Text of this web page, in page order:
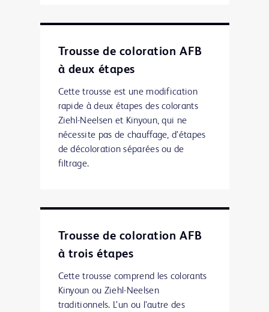
Trousse de coloration AFB
à deux étapes
Cette trousse est une modification
rapide à deux étapes des colorants
Ziehl-Neelsen et Kinyoun, qui ne
nécessite pas de chauffage, d’étapes
de décoloration séparées ou de
filtrage.
Trousse de coloration AFB
à trois étapes
Cette trousse comprend les colorants
Kinyoun ou Ziehl-Neelsen
traditionnels. L’un ou l’autre des